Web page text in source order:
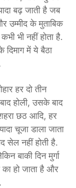
बढ़ जाती है जब
उम्मीद के मुताबिक
भी नहीं होता है.
में ये बैठा
हर दो तीन
होली, उसके बाद
छठ आदि, हर
चूजा डाला जाता
सेल नहीं होती है.
बाकी दिन मुर्गा
हो जाता है और